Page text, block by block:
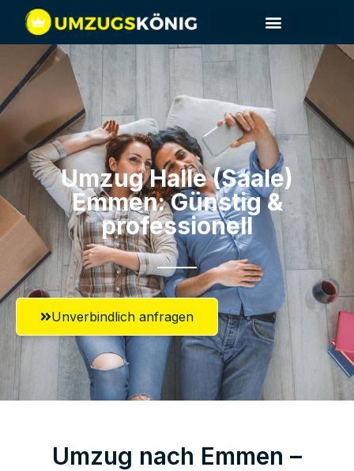
Umzug Halle (Saale)​
Emmen: Günstig &
professionell​
Unverbindlich anfragen
Umzug nach Emmen –